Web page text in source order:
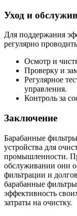
Уход и
Для поддержания
регулярно
Осмотр и
Проверку и
Регулярное
управления.
Контроль за
Заключение
Барабанные
устройства для
промышленности.
обслуживании они
фильтрации и
барабанные
эффективность
затраты на очистку.